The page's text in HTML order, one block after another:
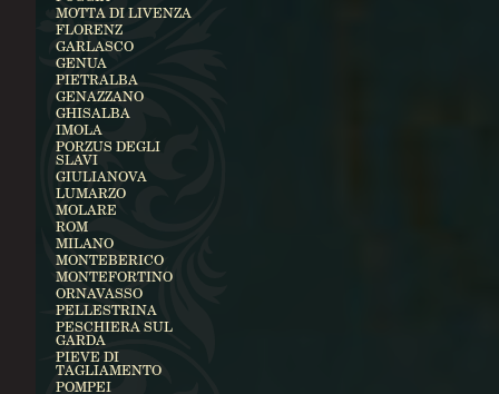
MOTTA DI LIVENZA
FLORENZ
GARLASCO
GENUA
PIETRALBA
GENAZZANO
GHISALBA
IMOLA
PORZUS DEGLI
SLAVI
GIULIANOVA
LUMARZO
MOLARE
ROM
MILANO
MONTEBERICO
MONTEFORTINO
ORNAVASSO
PELLESTRINA
PESCHIERA SUL
GARDA
PIEVE DI
TAGLIAMENTO
POMPEI